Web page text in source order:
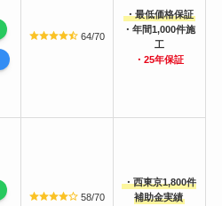
64/70
・最低価格保証
・年間1,000件施
工
・25年保証
58/70
・西東京1,800件
補助金実績